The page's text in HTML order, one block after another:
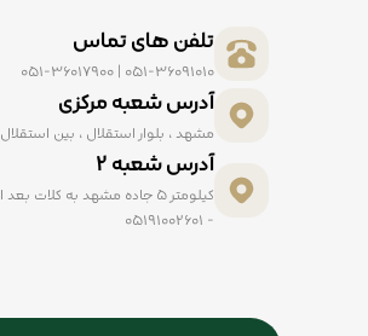
تلفن های تماس
051-36091010 | 051-36017900
آدرس شعبه مرکزی
مشهد ، بلوار استقلال ، بین استقلال ۶ و ۸ - ۰۵۱۳۶۰۹۱۰۱۰
آدرس شعبه ۲
- ۰۵۱۹۱۰۰۲۶۰۱